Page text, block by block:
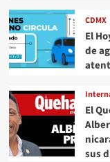
CDMX
El
de
El
sus